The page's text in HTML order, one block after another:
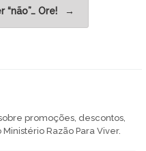
“não”… Ore! →
promoções, descontos,
Razão Para Viver.